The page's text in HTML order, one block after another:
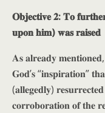
𝐎𝐛𝐣𝐞𝐜𝐭𝐢𝐯𝐞 𝟐: 𝐓𝐨
𝐮𝐩𝐨𝐧 𝐡𝐢𝐦) 𝐰𝐚𝐬 𝐫𝐚𝐢𝐬𝐞𝐝
𝐀𝐬 𝐚𝐥𝐫𝐞𝐚𝐝𝐲
𝐆𝐨𝐝’𝐬 “𝐢𝐧𝐬𝐩𝐢𝐫𝐚𝐭𝐢𝐨𝐧”
(𝐚𝐥𝐥𝐞𝐠𝐞𝐝𝐥𝐲)
𝐜𝐨𝐫𝐫𝐨𝐛𝐨𝐫𝐚𝐭𝐢𝐨𝐧 𝐨𝐟 𝐭𝐡𝐞